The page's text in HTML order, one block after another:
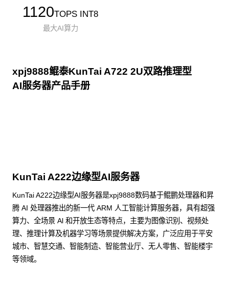
1120TOPS INT8
最大AI算力
xpj9888鲲泰KunTai A722 2U双路推理型
AI服务器产品手册
KunTai A222边缘型AI服务器
KunTai A222边缘型AI服务器是xpj9888数码基于鲲鹏处理器和昇
腾 AI 处理器推出的新一代 ARM 人工智能计算服务器，具有超强
算力、全场景 Al 和开放生态等特点，主要为图像识别、视频处
理、推理计算及机器学习等场景提供解决方案，广泛应用于平安
城市、智慧交通、智能制造、智能营业厅、无人零售、智能楼宇
等领域。